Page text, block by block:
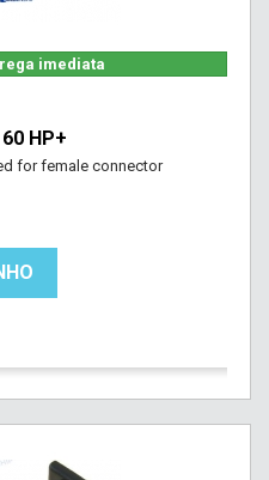
imediata
HP+
for female connector